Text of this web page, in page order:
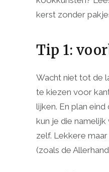
kerst zonder
Tip 1:
Wacht niet tot de
te kiezen voor
lijken. En plan
kun je die
zelf. Lekkere
(zoals de